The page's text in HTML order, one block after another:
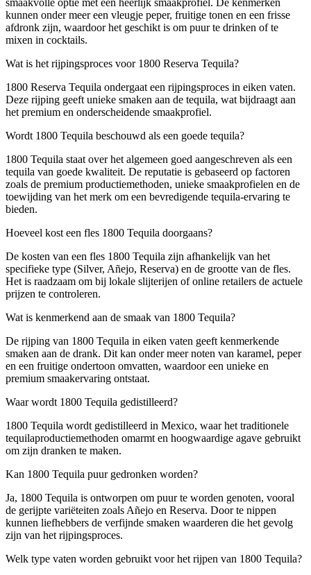
kunnen onder meer een vleugje peper, fruitige tonen en een frisse
afdronk zijn, waardoor het geschikt is om puur te drinken of te
mixen in cocktails.
Wat is het rijpingsproces voor 1800 Reserva Tequila?
1800 Reserva Tequila ondergaat een rijpingsproces in eiken vaten.
Deze rijping geeft unieke smaken aan de tequila, wat bijdraagt aan
het premium en onderscheidende smaakprofiel.
Wordt 1800 Tequila beschouwd als een goede tequila?
1800 Tequila staat over het algemeen goed aangeschreven als een
tequila van goede kwaliteit. De reputatie is gebaseerd op factoren
zoals de premium productiemethoden, unieke smaakprofielen en de
toewijding van het merk om een bevredigende tequila-ervaring te
bieden.
Hoeveel kost een fles 1800 Tequila doorgaans?
De kosten van een fles 1800 Tequila zijn afhankelijk van het
specifieke type (Silver, Añejo, Reserva) en de grootte van de fles.
Het is raadzaam om bij lokale slijterijen of online retailers de actuele
prijzen te controleren.
Wat is kenmerkend aan de smaak van 1800 Tequila?
De rijping van 1800 Tequila in eiken vaten geeft kenmerkende
smaken aan de drank. Dit kan onder meer noten van karamel, peper
en een fruitige ondertoon omvatten, waardoor een unieke en
premium smaakervaring ontstaat.
Waar wordt 1800 Tequila gedistilleerd?
1800 Tequila wordt gedistilleerd in Mexico, waar het traditionele
tequilaproductiemethoden omarmt en hoogwaardige agave gebruikt
om zijn dranken te maken.
Kan 1800 Tequila puur gedronken worden?
Ja, 1800 Tequila is ontworpen om puur te worden genoten, vooral
de gerijpte variëteiten zoals Añejo en Reserva. Door te nippen
kunnen liefhebbers de verfijnde smaken waarderen die het gevolg
zijn van het rijpingsproces.
Welk type vaten worden gebruikt voor het rijpen van 1800 Tequila?